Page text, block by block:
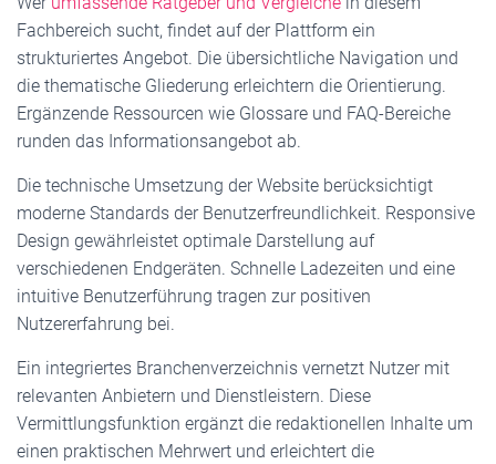
Fachbereich sucht, findet auf der Plattform ein
strukturiertes Angebot. Die übersichtliche Navigation und
die thematische Gliederung erleichtern die Orientierung.
Ergänzende Ressourcen wie Glossare und FAQ-Bereiche
runden das Informationsangebot ab.
Die technische Umsetzung der Website berücksichtigt
moderne Standards der Benutzerfreundlichkeit. Responsive
Design gewährleistet optimale Darstellung auf
verschiedenen Endgeräten. Schnelle Ladezeiten und eine
intuitive Benutzerführung tragen zur positiven
Nutzererfahrung bei.
Ein integriertes Branchenverzeichnis vernetzt Nutzer mit
relevanten Anbietern und Dienstleistern. Diese
Vermittlungsfunktion ergänzt die redaktionellen Inhalte um
einen praktischen Mehrwert und erleichtert die